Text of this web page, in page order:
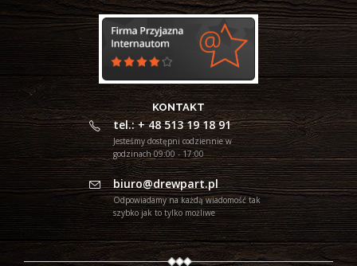
KONTAKT
tel.: + 48 513 19 18 91
Jesteśmy dostępni codziennie w
godzinach 09:00 - 17:00
biuro@drewpart.pl
Odpowiadamy na każdą wiadomość tak
szybko jak to tylko możliwe